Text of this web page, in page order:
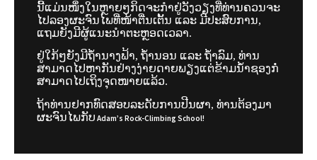
ນີ້ແມ່ນໜຶ່ງໃນຫຼາຍໆກິດຈະກຳຢູ່ວັງວຽງທີ່ທ່ານຄວນຈະ
ໄປລອງຜະຈົນໄພທີ່ໜ້າຕື່ນເຕັ້ນ ແລະ ມີປະສົບການ,
ແຖມຍັງມີຜູ້ແນະນຳຕະຫຼອດເວລາ.
ຢູ່ໃກ້ໆຍັງມີຖ້ຳນາງຟ້າ, ຖ້ຳນອນ ແລະ ຖ້ຳລົມ, ທ່ານ
ສາມາດໄປຫາກັນຢ່າງງ່າຍດາຍພຽງແຕ່ຂ້າມນ້ຳຊອງກໍ່
ສາມາດໄປເຖິງຈຸດໜາຍແລ້ວ.
ຖ້າທ່ານຢາກທົດສອບລະດັບການປີນຜາ, ທ່ານຕ້ອງມາ
ຜະຈົນໄພກັບ Adam’s Rock-Climbing School!